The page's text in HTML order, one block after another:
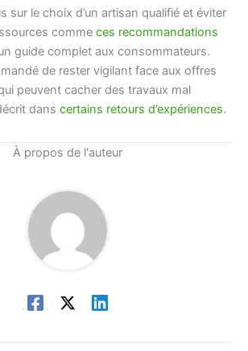
sur le choix d’un artisan qualifié et éviter
comme ces recommandations
guide complet aux consommateurs.
de rester vigilant face aux offres
peuvent cacher des travaux mal
dans certains retours d’expériences.
À propos de l'auteur